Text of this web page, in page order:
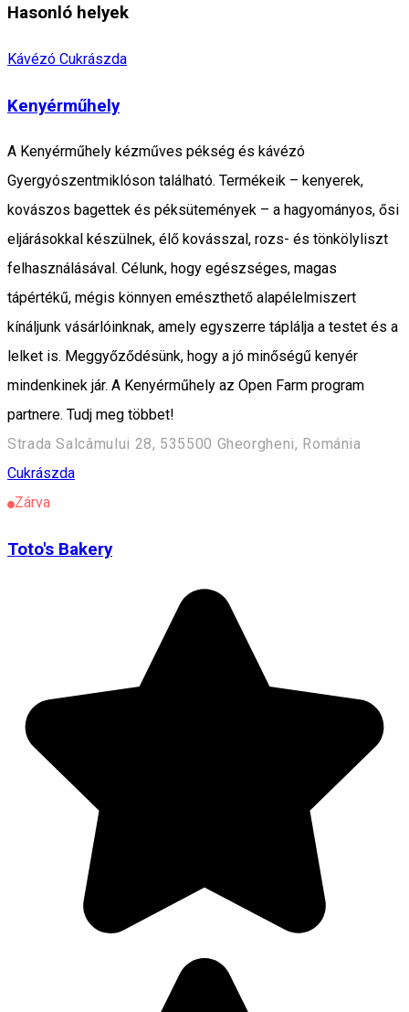
Hasonló helyek
Kávézó Cukrászda
Kenyérműhely
A Kenyérműhely kézműves pékség és kávézó
Gyergyószentmiklóson található. Termékeik – kenyerek,
kovászos bagettek és péksütemények – a hagyományos, ősi
eljárásokkal készülnek, élő kovásszal, rozs- és tönkölyliszt
felhasználásával. Célunk, hogy egészséges, magas
tápértékű, mégis könnyen emészthető alapélelmiszert
kínáljunk vásárlóinknak, amely egyszerre táplálja a testet és a
lelket is. Meggyőződésünk, hogy a jó minőségű kenyér
mindenkinek jár. A Kenyérműhely az Open Farm program
partnere. Tudj meg többet!
Strada Salcâmului 28, 535500 Gheorgheni, Románia
Cukrászda
Zárva
Toto's Bakery